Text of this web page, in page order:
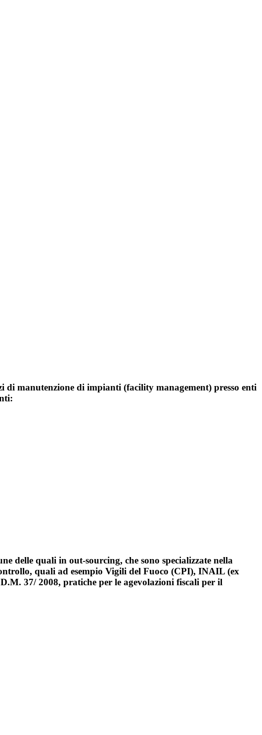
di manutenzione di impianti (facility management) presso enti
delle quali in out-sourcing, che sono specializzate nella
quali ad esempio Vigili del Fuoco (CPI), INAIL (ex
37/ 2008, pratiche per le agevolazioni fiscali per il